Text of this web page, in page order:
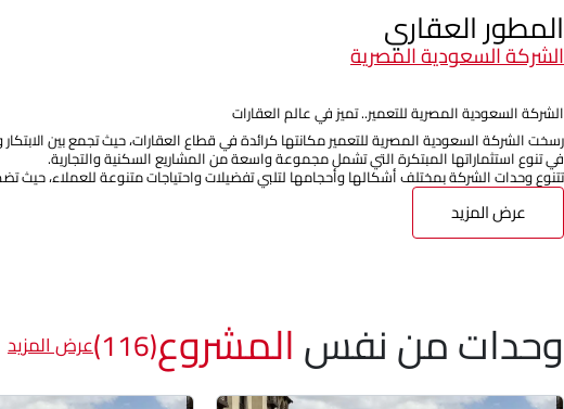
المطور العقاري
الشركة السعودية المصرية
الشركة السعودية المصرية للتعمير.. تميز في عالم العقارات
رسخت الشركة السعودية المصرية للتعمير مكانتها كرائدة في قطاع العقارات، حيث تجمع بين
في تنوع استثماراتها المبتكرة التي تشمل مجموعة واسعة من المشاريع السكنية والتجارية.
تتنوع وحدات الشركة بمختلف أشكالها وأحجامها لتلبي تفضيلات واحتياجات متنوعة للعملاء، حيث
عرض المزيد
وحدات من نفسالمشروع(116) عرض المزيد